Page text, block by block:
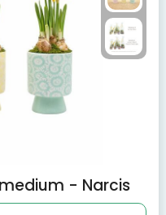
- Narcis